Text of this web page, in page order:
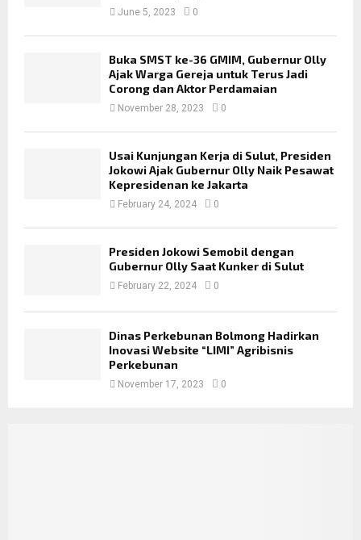
June 5, 2023 0
Buka SMST ke-36 GMIM, Gubernur Olly
Ajak Warga Gereja untuk Terus Jadi
Corong dan Aktor Perdamaian
November 28, 2023 0
Usai Kunjungan Kerja di Sulut, Presiden
Jokowi Ajak Gubernur Olly Naik Pesawat
Kepresidenan ke Jakarta
February 24, 2024 0
Presiden Jokowi Semobil dengan
Gubernur Olly Saat Kunker di Sulut
February 22, 2024 0
Dinas Perkebunan Bolmong Hadirkan
Inovasi Website “LIMI” Agribisnis
Perkebunan
November 17, 2023 0